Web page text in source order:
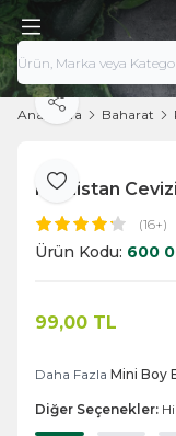
Ana Sayfa Baharat
Favoriye Ekle
Paylaş
Hindistan
(16+)
Ürün Kodu: 600
99,00 TL
Daha Fazla Mini Boy
Diğer Seçenekler: